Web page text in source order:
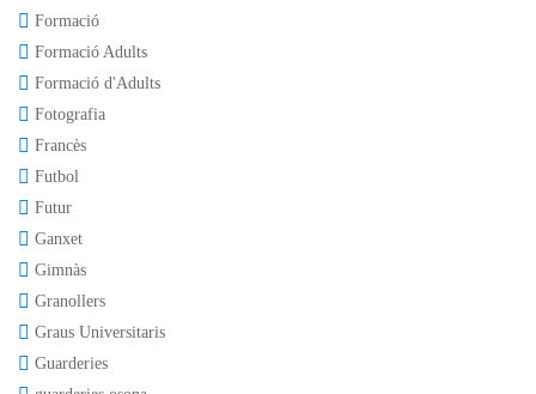
Formació
Formació Adults
Formació d'Adults
Fotografia
Francès
Futbol
Futur
Ganxet
Gimnàs
Granollers
Graus Universitaris
Guarderies